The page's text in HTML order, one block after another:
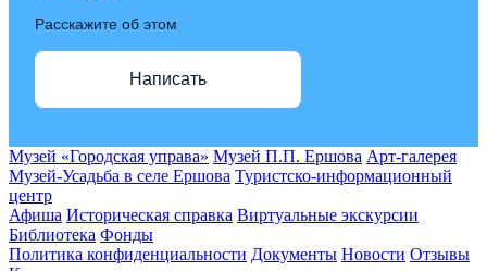
Расскажите об этом
Написать
Музей «Городская управа» Музей П.П. Ершова Арт-галерея
Музей-Усадьба в селе Ершова Туристско-информационный
центр
Афиша Историческая справка Виртуальные экскурсии
Библиотека Фонды
Политика конфиденциальности Документы Новости Отзывы